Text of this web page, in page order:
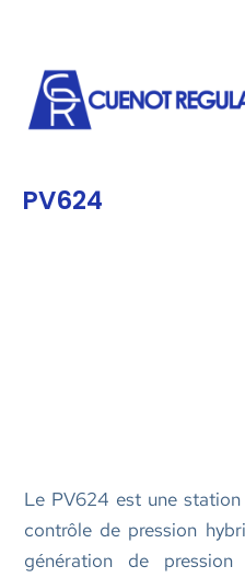
PV624
Le PV624 est une
contrôle de pression
génération de